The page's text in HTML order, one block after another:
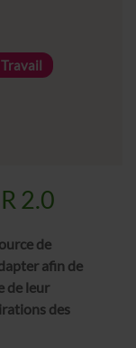
2.0
de
afin de
de leur
des